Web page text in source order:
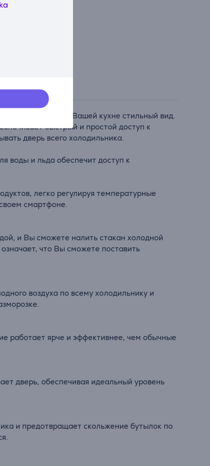
PureFlat придаст Вашей кухне стильный вид.
быстрый и простой доступ к
дверь всего холодильника.
воды и льда обеспечит доступ к
легко регулируя температурные
смартфоне.
и Вы сможете налить стакан холодной
что Вы сможете поставить
воздуха по всему холодильнику и
работает ярче и эффективнее, чем обычные
дверь, обеспечивая идеальный уровень
и предотвращает скольжение бутылок по